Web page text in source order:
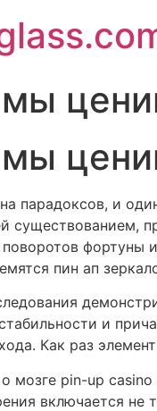
парадоксов, и
существованием,
фортуны
пин ап
и
Как раз
мозге pin-up
включается не